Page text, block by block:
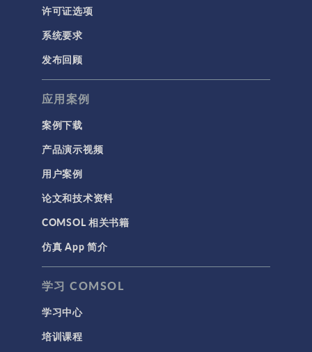
许可证选项
系统要求
发布回顾
应用案例
案例下载
产品演示视频
用户案例
论文和技术资料
COMSOL 相关书籍
仿真 App 简介
学习 COMSOL
学习中心
培训课程